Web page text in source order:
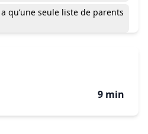
a qu’une seule liste de parents
en cours d’année ?
vraiment
9 min